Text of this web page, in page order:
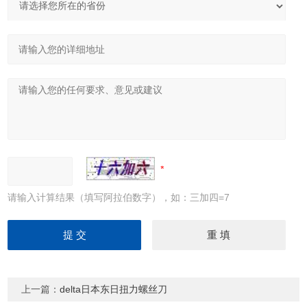
请输入计算结果（填写阿拉伯数字），如：三加四=7
上一篇：delta日本东日扭力螺丝刀